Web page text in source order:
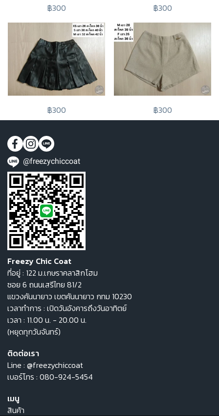
฿300 ฿300
฿300 ฿300
@freezychiccoat
Freezy Chic Coat
ที่อยู่ : 122 ม.เกษราคลาสิกโฮม
ซอย 6 ถนนเสรีไทย 81/2
แขวงคันนายาว เขตคันนายาว กทม 10230
เวลาทำการ : เปิดวันอังคารถึงวันอาทิตย์
เวลา : 11.00 น. - 20.00 น.
(หยุดทุกวันจันทร์)
ติดต่อเรา
Line : @freezychiccoat
เบอร์โทร : 080-924-5454
เมนู
สินค้า